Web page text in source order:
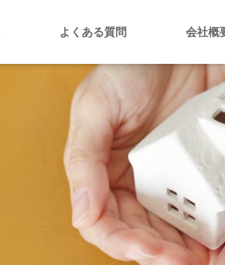
よくある質問 会社概